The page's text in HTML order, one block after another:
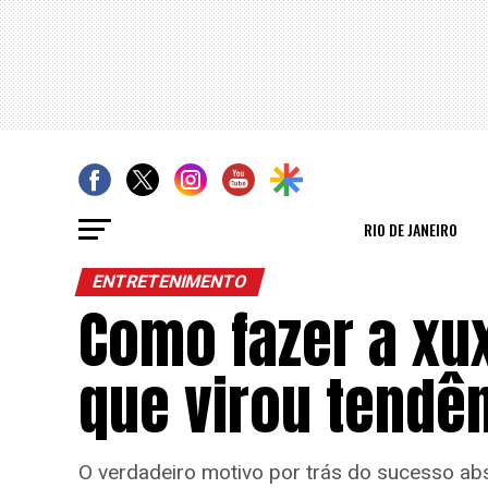
RIO DE JANEIRO
ENTRETENIMENTO
Como fazer a
que virou
O verdadeiro motivo por trás do sucesso